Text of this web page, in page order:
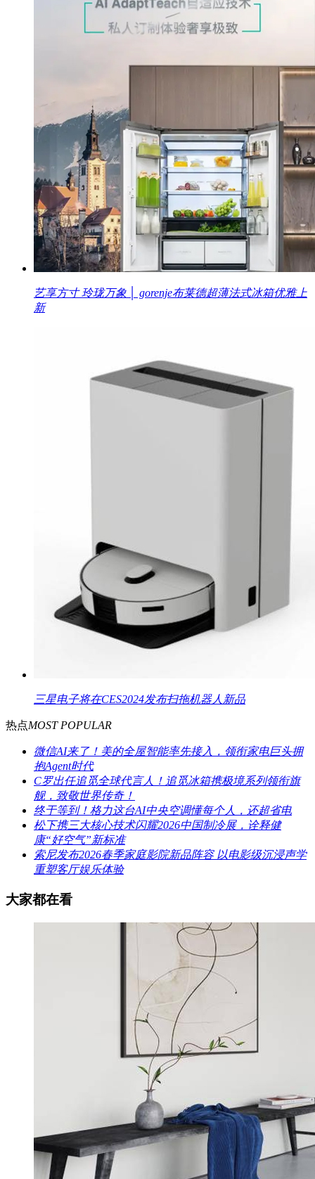
艺享方寸 玲珑万象 │ gorenje布莱德超薄法式冰箱优雅上
新
三星电子将在CES2024发布扫拖机器人新品
热点MOST POPULAR
微信AI来了！美的全屋智能率先接入，领衔家电巨头拥
抱Agent时代
C罗出任追觅全球代言人！追觅冰箱携极境系列领衔旗
舰，致敬世界传奇！
终于等到！格力这台AI中央空调懂每个人，还超省电
松下携三大核心技术闪耀2026中国制冷展，诠释健
康“好空气”新标准
索尼发布2026春季家庭影院新品阵容 以电影级沉浸声学
重塑客厅娱乐体验
大家都在看